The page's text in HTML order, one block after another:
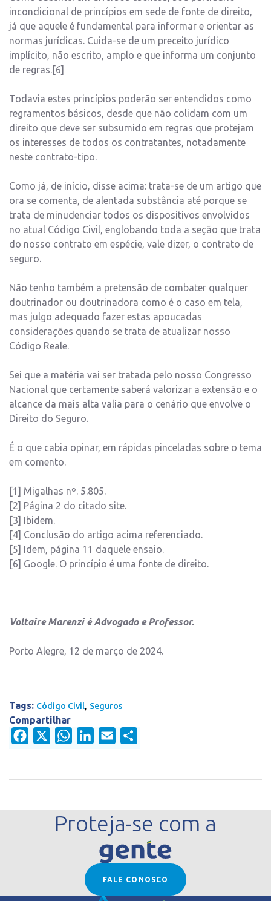
incondicional de princípios em sede de fonte de direito,
já que aquele é fundamental para informar e orientar as
normas jurídicas. Cuida-se de um preceito jurídico
implícito, não escrito, amplo e que informa um conjunto
de regras.[6]
Todavia estes princípios poderão ser entendidos como
regramentos básicos, desde que não colidam com um
direito que deve ser subsumido em regras que protejam
os interesses de todos os contratantes, notadamente
neste contrato-tipo.
Como já, de início, disse acima: trata-se de um artigo que
ora se comenta, de alentada substância até porque se
trata de minudenciar todos os dispositivos envolvidos
no atual Código Civil, englobando toda a seção que trata
do nosso contrato em espécie, vale dizer, o contrato de
seguro.
Não tenho também a pretensão de combater qualquer
doutrinador ou doutrinadora como é o caso em tela,
mas julgo adequado fazer estas apoucadas
considerações quando se trata de atualizar nosso
Código Reale.
Sei que a matéria vai ser tratada pelo nosso Congresso
Nacional que certamente saberá valorizar a extensão e o
alcance da mais alta valia para o cenário que envolve o
Direito do Seguro.
É o que cabia opinar, em rápidas pinceladas sobre o tema
em comento.
[1] Migalhas nº. 5.805.
[2] Página 2 do citado site.
[3] Ibidem.
[4] Conclusão do artigo acima referenciado.
[5] Idem, página 11 daquele ensaio.
[6] Google. O princípio é uma fonte de direito.
Voltaire Marenzi é Advogado e Professor.
Porto Alegre, 12 de março de 2024.
Tags: Código Civil, Seguros
Compartilhar
Facebook
WhatsAppLinkedIn
Email
Proteja-se com a
FALE CONOSCO